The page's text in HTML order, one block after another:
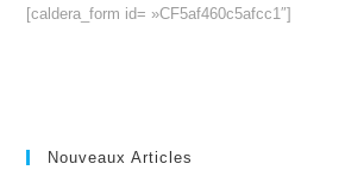
[caldera_form id= »CF5af460c5afcc1″]
Nouveaux Articles